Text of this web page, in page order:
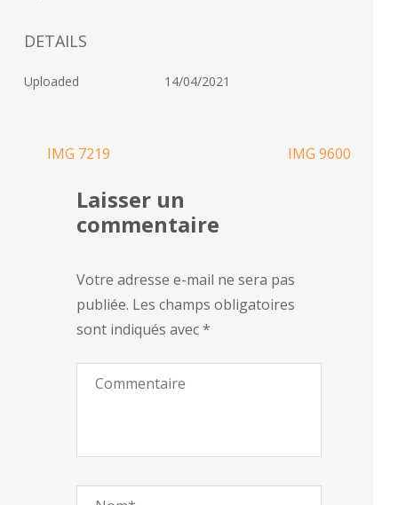
DETAILS
Uploaded 14/04/2021
Navigation
l’article
IMG 7219 IMG 9600
Laisser un
commentaire
Votre adresse e-mail ne sera pas
publiée. Les champs obligatoires
sont indiqués avec*